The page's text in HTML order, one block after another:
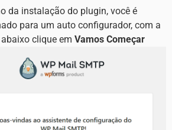
da instalação do plugin, você é
para um auto configurador, com a
clique em Vamos Começar